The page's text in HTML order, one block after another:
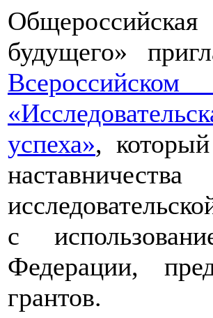
будущего»
успеха»,
с
Федерации,
грантов.